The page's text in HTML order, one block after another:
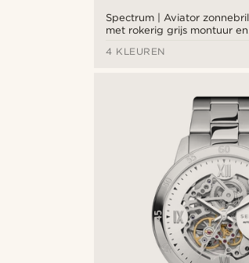
Spectrum | Aviator zonnebril
met rokerig grijs montuur en
4 KLEUREN